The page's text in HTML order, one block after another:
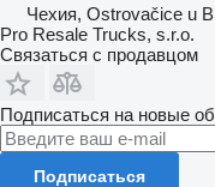
Чехия, Ostrovačice u
Pro Resale Trucks, s.r.o.
Связаться с продавцом
Подписаться на новые
Подписаться